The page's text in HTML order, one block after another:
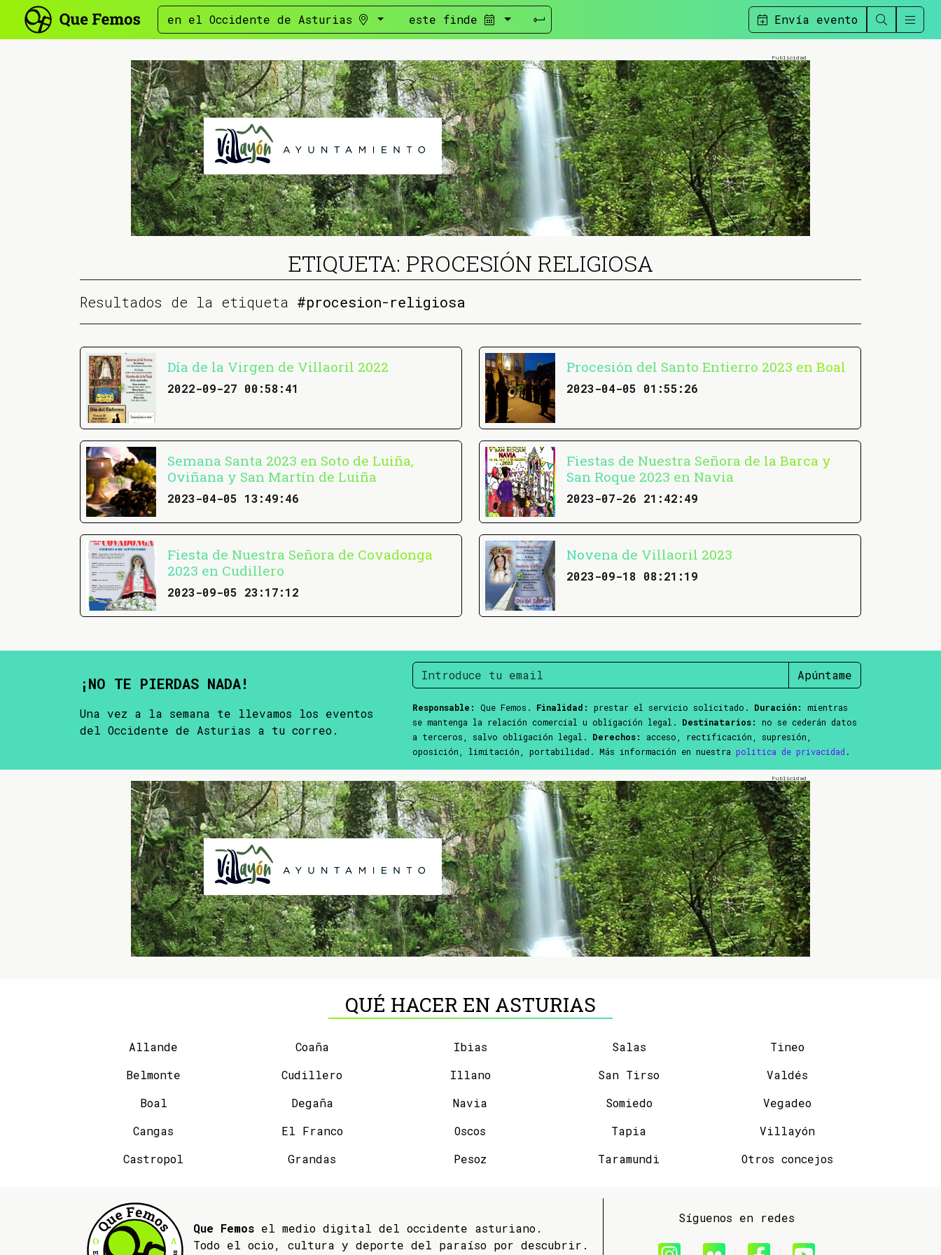
en el Occidente de Asturias este finde Envía evento
ETIQUETA: PROCESIÓN RELIGIOSA
Resultados de la etiqueta #procesion-religiosa
Día de la Virgen de Villaoril 2022
2022-09-27 00:58:41
Procesión del Santo Entierro 2023 en Boal
2023-04-05 01:55:26
Semana Santa 2023 en Soto de Luiña,
Oviñana y San Martín de Luiña
2023-04-05 13:49:46
Fiestas de Nuestra Señora de la Barca y
San Roque 2023 en Navia
2023-07-26 21:42:49
Fiesta de Nuestra Señora de Covadonga
2023 en Cudillero
2023-09-05 23:17:12
Novena de Villaoril 2023
2023-09-18 08:21:19
¡NO TE PIERDAS NADA!
Una vez a la semana te llevamos los eventos
del Occidente de Asturias a tu correo.
Apúntame
Responsable: Que Femos. Finalidad: prestar el servicio solicitado. Duración:
mientras
se mantenga la relación comercial u obligación legal. Destinatarios:
no se cederán datos
a terceros, salvo obligación legal. Derechos:
acceso, rectificación, supresión,
oposición, limitación, portabilidad. Más información en nuestra política de privacidad .
QUÉ HACER EN ASTURIAS
Allande
Belmonte
Boal
Cangas
Castropol
Coaña
Cudillero
Degaña
El Franco
Grandas
Ibias
Illano
Navia
Oscos
Pesoz
Salas
San Tirso
Somiedo
Tapia
Taramundi
Tineo
Valdés
Vegadeo
Villayón
Otros concejos
Que Femos el medio digital del occidente asturiano.
Todo el ocio, cultura y deporte del paraíso por descubrir.
Síguenos en redes